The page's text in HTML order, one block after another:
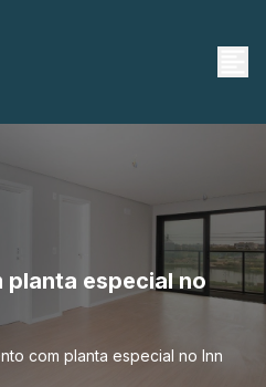
especial no
com planta especial no Inn